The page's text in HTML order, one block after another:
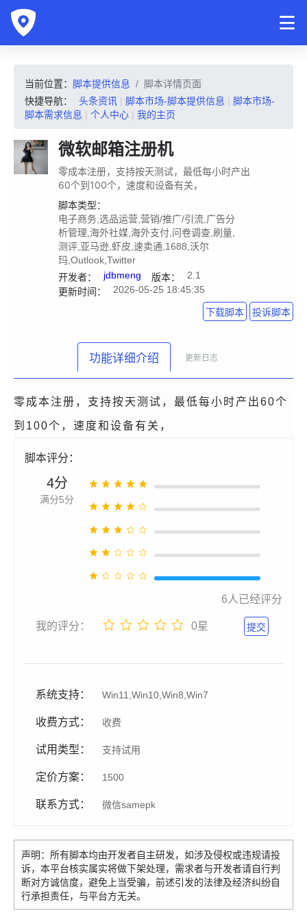
当前位置： 脚本提供信息
脚本详情页面
快捷导航：
头条资讯 | 脚本市场-脚本提供信息 | 脚本市场-
脚本需求信息 | 个人中心 | 我的主页
微软邮箱注册机
零成本注册，支持按天测试，最低每小时产出
60个到100个，速度和设备有关，
脚本类型：
电子商务,选品运营,营销/推广/引流,广告分
析管理,海外社媒,海外支付,问卷调查,刷量,
测评,亚马逊,虾皮,速卖通,1688,沃尔
玛,Outlook,Twitter
开发者：
jdbmeng 版本：
2.1
更新时间：
2026-05-25 18:45:35
下载脚本 投诉脚本
功能详细介绍 更新日志
零成本注册，支持按天测试，最低每小时产出60个
到100个，速度和设备有关，
脚本评分：
4分
满分5分
6 人已经评分
我的评分： 0星 提交
系统支持： Win11,Win10,Win8,Win7
收费方式： 收费
试用类型： 支持试用
定价方案： 1500
联系方式： 微信samepk
声明：所有脚本均由开发者自主研发，如涉及侵权或违规请投
诉，本平台核实属实将做下架处理，需求者与开发者请自行判
断对方诚信度，避免上当受骗，前述引发的法律及经济纠纷自
行承担责任，与平台方无关。